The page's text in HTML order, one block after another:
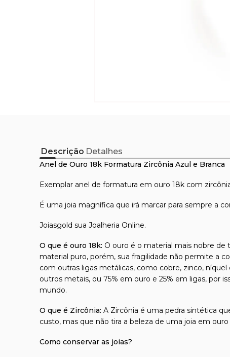
Descrição Detalhes
Anel de Ouro 18k Formatura Zircônia Azul e Branca
Exemplar anel de formatura em ouro 18k com
É uma joia magnífica que irá marcar para sempre a
Joiasgold sua Joalheria Online.
O que é ouro 18k: O ouro é o material mais nobre de
material puro, porém, sua fragilidade não permite a
com outras ligas metálicas, como cobre, zinco,
outros metais, ou 75% em ouro e 25% em ligas, por
mundo.
O que é Zircônia: A Zircônia é uma pedra sintética
custo, mas que não tira a beleza de uma joia em
Como conservar as joias?